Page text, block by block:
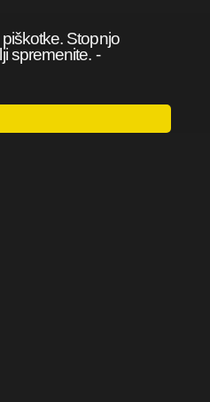
Stopnjo
spremenite. -